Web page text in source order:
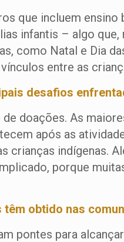
que incluem
infantis – algo
como Natal e Dia
entre as
desafios
doações. As
após as
crianças indígenas.
porque
têm obtido nas
pontes para